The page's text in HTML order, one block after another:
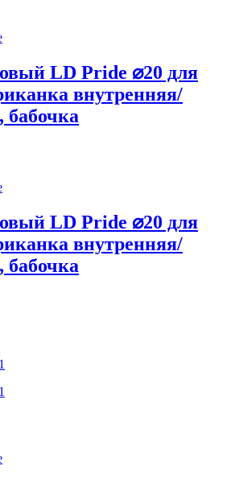
LD Pride ⌀20 для
внутренняя/
бабочка
LD Pride ⌀20 для
внутренняя/
бабочка